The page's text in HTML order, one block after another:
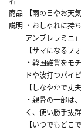
商品
説明
【雨の日やお天
・おしゃれに持
アンブレラミニ」
【サマになるフ
・韓国雑貨をモ
ドや波打つパイ
【しなやかで丈
・親骨の一部は
く、使い勝手抜群
【いつでもどこ